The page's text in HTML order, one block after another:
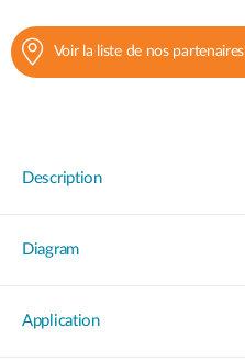
Voir la liste de nos partenaires
Description
Diagram
Application